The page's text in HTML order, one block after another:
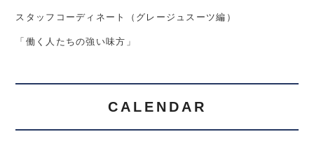
スタッフコーディネート（グレージュスーツ編）
「働く人たちの強い味方」
CALENDAR